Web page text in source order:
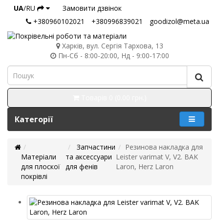
UA/RU
Замовити дзвінок
+380960102021
+380996839021 goodizol@meta.ua
Харків, вул. Сергія Тархова, 13
Пн-Сб - 8:00-20:00, Нд - 9:00-17:00
Категорії
Матеріали
для плоскої
покрівлі
Запчастини
та аксессуари
для фенів
Резинова накладка для
Leister varimat V, V2. BAK
Laron, Herz Laron